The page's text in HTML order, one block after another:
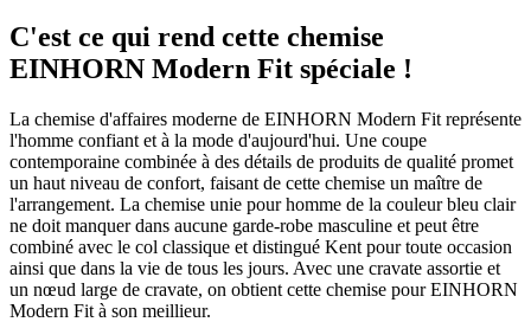
C'est ce qui rend cette chemise
EINHORN Modern Fit spéciale !
La chemise d'affaires moderne de EINHORN Modern Fit représente
l'homme confiant et à la mode d'aujourd'hui. Une coupe
contemporaine combinée à des détails de produits de qualité promet
un haut niveau de confort, faisant de cette chemise un maître de
l'arrangement. La chemise unie pour homme de la couleur bleu clair
ne doit manquer dans aucune garde-robe masculine et peut être
combiné avec le col classique et distingué Kent pour toute occasion
ainsi que dans la vie de tous les jours. Avec une cravate assortie et
un nœud large de cravate, on obtient cette chemise pour EINHORN
Modern Fit à son meillieur.